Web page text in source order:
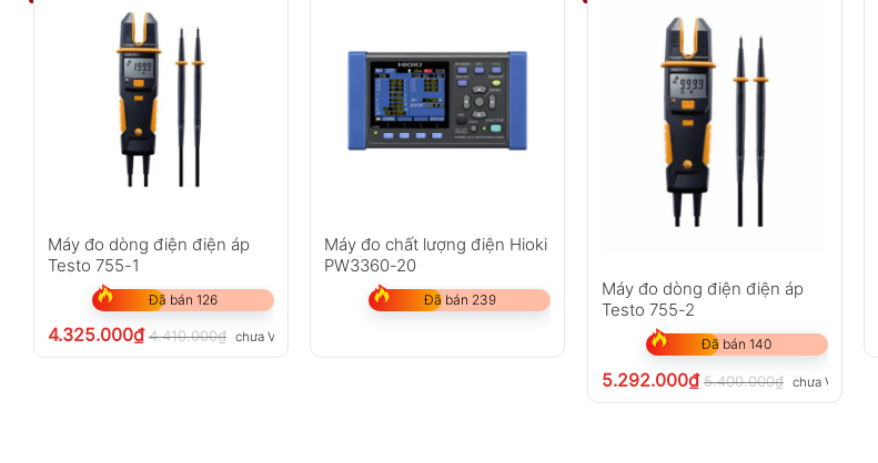
Máy đo dòng điện điện áp
Testo 755-1
Đã bán 126
4.325.000₫ 4.410.000₫ chưa VAT 8%
Máy đo chất lượng điện Hioki
PW3360-20
Đã bán 239
Máy đo dòng điện điện áp
Testo 755-2
Đã bán 140
5.292.000₫ 5.400.000₫ chưa VAT 8%